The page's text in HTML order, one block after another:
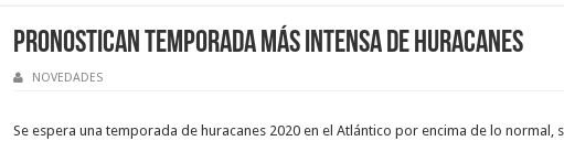
Pronostican temporada más intensa de huracanes
NOVEDADES
Se espera una temporada de huracanes 2020 en el Atlántico por encima de lo normal,